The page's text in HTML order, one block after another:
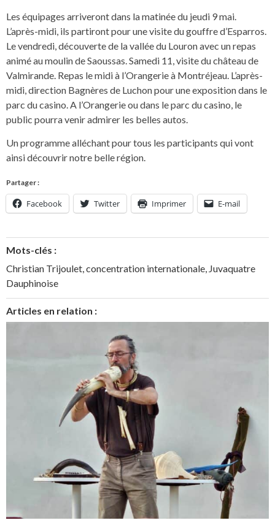
Les équipages arriveront dans la matinée du jeudi 9 mai.
L’après-midi, ils partiront pour une visite du gouffre d’Esparros.
Le vendredi, découverte de la vallée du Louron avec un repas
animé au moulin de Saoussas. Samedi 11, visite du château de
Valmirande. Repas le midi à l’Orangerie à Montréjeau. L’après-
midi, direction Bagnères de Luchon pour une exposition dans le
parc du casino. A l’Orangerie ou dans le parc du casino, le
public pourra venir admirer les belles autos.
Un programme alléchant pour tous les participants qui vont
ainsi découvrir notre belle région.
Partager :
Facebook Twitter Imprimer E-mail
Mots-clés :
Christian Trijoulet concentration internationale Juvaquatre
Dauphinoise
Articles en relation :